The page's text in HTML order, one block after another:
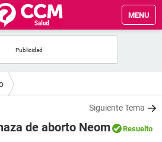
MENU
Siguiente Tema
de aborto Neom Resuelto